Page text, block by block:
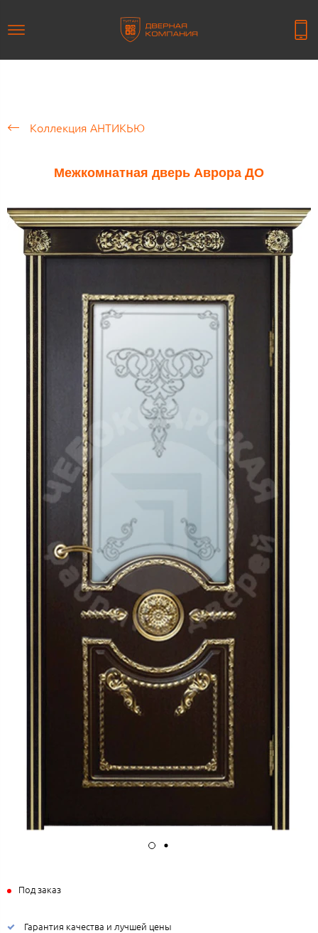
Коллекция АНТИКЬЮ
Межкомнатная дверь Аврора ДО
Под заказ
Гарантия качества и лучшей цены